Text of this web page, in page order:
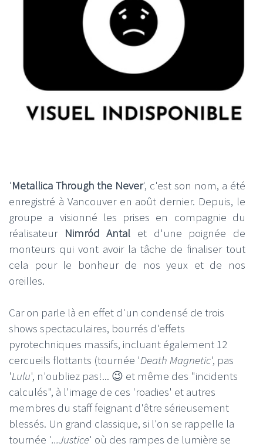
'Metallica Through the Never', c'est son nom, a été
enregistré à Vancouver en août dernier. Depuis, le
groupe a visionné les prises en compagnie du
réalisateur Nimród Antal et d'une poignée de
monteurs qui vont avoir la tâche de finaliser tout
cela pour le bonheur de nos yeux et de nos
oreilles.
Car on parle là en effet d'un condensé de trois
shows spectaculaires, bourrés d'effets
pyrotechniques massifs, incluant également 12
cercueils flottants (tournée 'Death Magnetic', pas
'Lulu', n'oubliez pas!... 😉 et même des "incidents
calculés", à l'image de ces 'roadies' et autres
membres du staff feignant d'être sérieusement
blessés. Un grand classique, si l'on se rappelle la
tournée '...Justice' où des rampes de lumière se